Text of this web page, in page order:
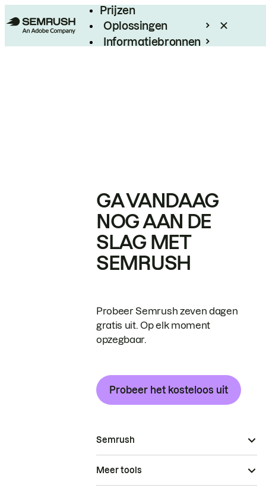
Prijzen
Oplossingen
Informatiebronnen
GA VANDAAG
NOG AAN DE
SLAG MET
SEMRUSH
Probeer Semrush zeven dagen
gratis uit. Op elk moment
opzegbaar.
Probeer het kosteloos uit
Semrush
Meer tools